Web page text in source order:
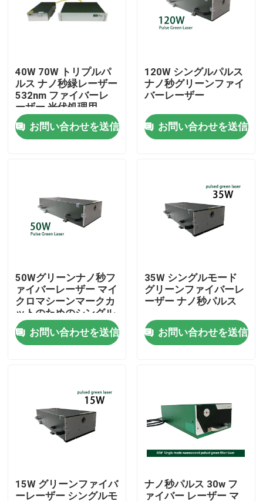
製品
動画
VRショー
私たちに関しては
工場見学
お問い合わせ
グリーンファイバーレーザー
40W 70W トリプルパ
ルス ナノ秒緑レーザー
532nm ファイバーレ
ーザー 光伏処理用
お問い合わせを送信
120W シングルパルス
ナノ秒グリーンファイ
バーレーザー
お問い合わせを送信
50Wグリーンナノ秒フ
ァイバーレーザー マイ
クロマシーンマークカ
ットのためのシングル
パルスレーザーソース
お問い合わせを送信
35W シングルモード
グリーンファイバーレ
ーザー ナノ秒パルス
お問い合わせを送信
15W グリーンファイバ
ーレーザー シングルモ
ナノ秒パルス 30w フ
ァイバー レーザー マ